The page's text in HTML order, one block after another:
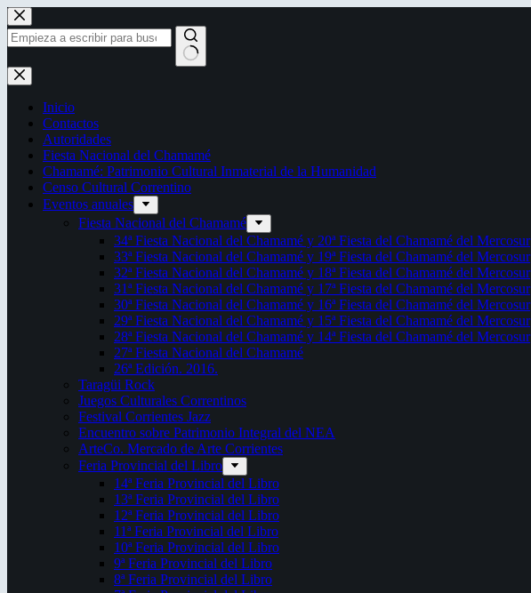
Saltar
al
contenido
Sin
resultados
Inicio
Contactos
Autoridades
Fiesta Nacional del Chamamé
Chamamé: Patrimonio Cultural Inmaterial de la Humanidad
Censo Cultural Correntino
Eventos anuales
Fiesta Nacional del Chamamé
34ª Fiesta Nacional del Chamamé y 20ª Fiesta del Chamamé del Mercosur
33ª Fiesta Nacional del Chamamé y 19ª Fiesta del Chamamé del Mercosur
32ª Fiesta Nacional del Chamamé y 18ª Fiesta del Chamamé del Mercosur
31ª Fiesta Nacional del Chamamé y 17ª Fiesta del Chamamé del Mercosur
30ª Fiesta Nacional del Chamamé y 16ª Fiesta del Chamamé del Mercosur
29ª Fiesta Nacional del Chamamé y 15ª Fiesta del Chamamé del Mercosur
28ª Fiesta Nacional del Chamamé y 14ª Fiesta del Chamamé del Mercosur
27ª Fiesta Nacional del Chamamé
26ª Edición. 2016.
Taragüi Rock
Juegos Culturales Correntinos
Festival Corrientes Jazz
Encuentro sobre Patrimonio Integral del NEA
ArteCo. Mercado de Arte Corrientes
Feria Provincial del Libro
14ª Feria Provincial del Libro
13ª Feria Provincial del Libro
12ª Feria Provincial del Libro
11ª Feria Provincial del Libro
10ª Feria Provincial del Libro
9ª Feria Provincial del Libro
8ª Feria Provincial del Libro